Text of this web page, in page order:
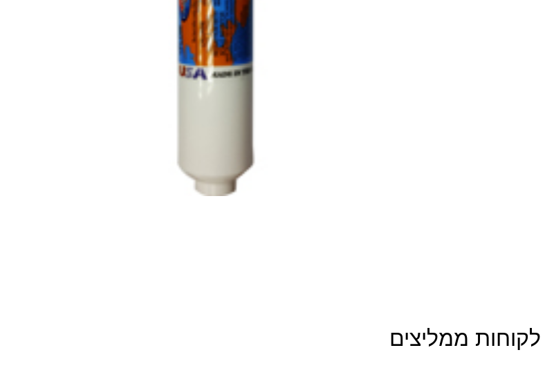
לקוחות ממליצים